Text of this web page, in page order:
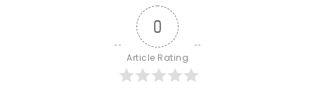
0
Article Rating